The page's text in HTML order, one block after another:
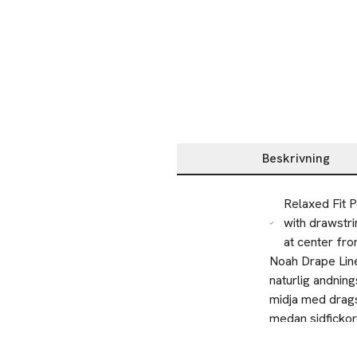
Beskrivning
Beskrivning
Relaxed Fit
with
at center
Noah Drape
naturlig
midja med
medan